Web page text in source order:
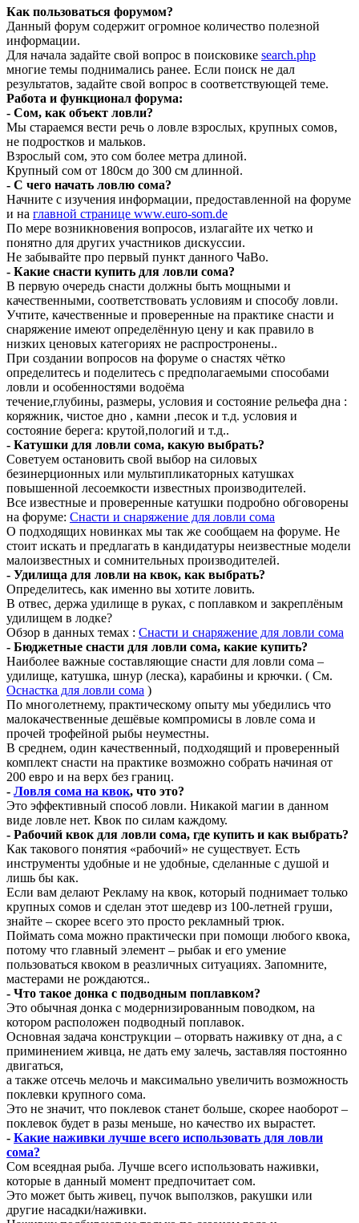
Как пользоваться форумом?
Данный форум содержит огромное количество полезной
информации.
Для начала задайте свой вопрос в поисковике search.php
многие темы поднимались ранее. Если поиск не дал
результатов, задайте свой вопрос в соответствующей теме.
Работа и функционал форума:
- Сом, как объект ловли?
Мы стараемся вести речь о ловле взрослых, крупных сомов,
не подростков и мальков.
Взрослый сом, это сом более метра длиной.
Крупный сом от 180см до 300 см длинной.
- С чего начать ловлю сома?
Начните с изучения информации, предоставленной на форуме
и на главной странице www.euro-som.de
По мере возникновения вопросов, излагайте их четко и
понятно для других участников дискуссии.
Не забывайте про первый пункт данного ЧаВо.
- Какие снасти купить для ловли сома?
В первую очередь снасти должны быть мощными и
качественными, соответствовать условиям и способу ловли.
Учтите, качественные и проверенные на практике снасти и
снаряжение имеют определённую цену и как правило в
низких ценовых категориях не распростронены..
При создании вопросов на форуме о снастях чётко
определитесь и поделитесь с предполагаемыми способами
ловли и особенностями водоёма
течение,глубины, размеры, условия и состояние рельефа дна :
коряжник, чистое дно , камни ,песок и т.д. условия и
состояние берега: крутой,пологий и т.д..
- Катушки для ловли сома, какую выбрать?
Советуем остановить свой выбор на силовых
безинерционных или мультипликаторных катушках
повышенной лесоемкости известных производителей.
Все известные и проверенные катушки подробно обговорены
на форуме: Снасти и снаряжение для ловли сома
О подходящих новинках мы так же сообщаем на форуме. Не
стоит искать и предлагать в кандидатуры неизвестные модели
малоизвестных и сомнительных производителей.
- Удилища для ловли на квок, как выбрать?
Определитесь, как именно вы хотите ловить.
В отвес, держа удилище в руках, с поплавком и закреплёным
удилищем в лодке?
Обзор в данных темах : Снасти и снаряжение для ловли сома
- Бюджетные снасти для ловли сома, какие купить?
Наиболее важные составляющие снасти для ловли сома –
удилище, катушка, шнур (леска), карабины и крючки. ( См.
Оснастка для ловли сома )
По многолетнему, практическому опыту мы убедились что
малокачественные дешёвые компромисы в ловле сома и
прочей трофейной рыбы неуместны.
В среднем, один качественный, подходящий и проверенный
комплект снасти на практике возможно собрать начиная от
200 евро и на верх без границ.
- Ловля сома на квок, что это?
Это эффективный способ ловли. Никакой магии в данном
виде ловле нет. Квок по силам каждому.
- Рабочий квок для ловли сома, где купить и как выбрать?
Как такового понятия «рабочий» не существует. Есть
инструменты удобные и не удобные, сделанные с душой и
лишь бы как.
Если вам делают Рекламу на квок, который поднимает только
крупных сомов и сделан этот шедевр из 100-летней груши,
знайте – скорее всего это просто рекламный трюк.
Поймать сома можно практически при помощи любого квока,
потому что главный элемент – рыбак и его умение
пользоваться квоком в реазличных ситуациях. Запомните,
мастерами не рождаются..
- Что такое донка с подводным поплавком?
Это обычная донка с модернизированным поводком, на
котором расположен подводный поплавок.
Основная задача конструкции – оторвать наживку от дна, а с
приминением живца, не дать ему залечь, заставляя постоянно
двигаться,
а также отсечь мелочь и максимально увеличить возможность
поклевки крупного сома.
Это не значит, что поклевок станет больше, скорее наоборот –
поклевок будет в разы меньше, но качество их вырастет.
- Какие наживки лучше всего использовать для ловли
сома?
Сом всеядная рыба. Лучше всего использовать наживки,
которые в данный момент предпочитает сом.
Это может быть живец, пучок выползков, ракушки или
другие насадки/наживки.